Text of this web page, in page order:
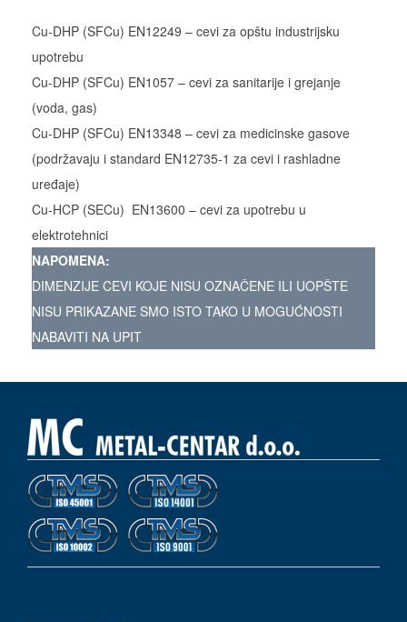
Cu-DHP (SFCu) EN12249 – cevi za opštu industrijsku
upotrebu
Cu-DHP (SFCu) EN1057 – cevi za sanitarije i grejanje
(voda, gas)
Cu-DHP (SFCu) EN13348 – cevi za medicinske gasove
(podržavaju i standard EN12735-1 za cevi i rashladne
uređaje)
Cu-HCP (SECu) EN13600 – cevi za upotrebu u
elektrotehnici
NAPOMENA:
DIMENZIJE CEVI KOJE NISU OZNAČENE ILI UOPŠTE
NISU PRIKAZANE SMO ISTO TAKO U MOGUĆNOSTI
NABAVITI NA UPIT